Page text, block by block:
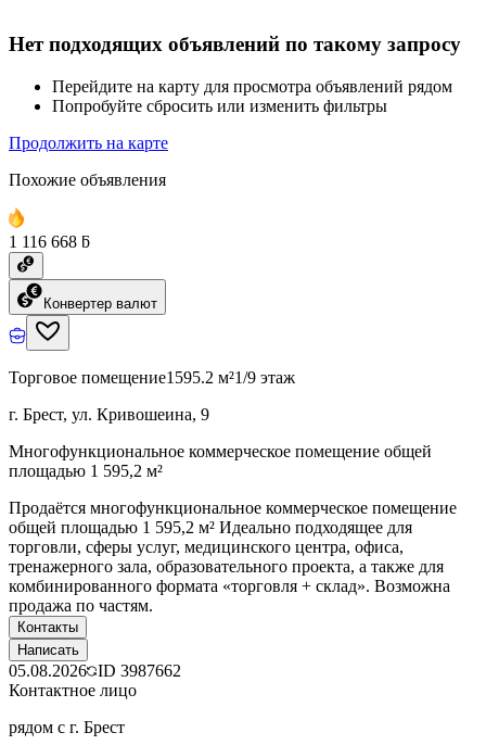
Нет подходящих объявлений по такому запросу
Перейдите на карту для просмотра объявлений рядом
Попробуйте сбросить или изменить фильтры
Продолжить на карте
Похожие объявления
1 116 668 ƃ
Конвертер валют
Торговое помещение1595.2 м²1/9 этаж
г. Брест, ул. Кривошеина, 9
Многофункциональное коммерческое помещение общей
площадью 1 595,2 м²
Продаётся многофункциональное коммерческое помещение
общей площадью 1 595,2 м² Идеально подходящее для
торговли, сферы услуг, медицинского центра, офиса,
тренажерного зала, образовательного проекта, а также для
комбинированного формата «торговля + склад». Возможна
продажа по частям.
Контакты
Написать
05.08.2026 ID 3987662
Контактное лицо
рядом с г. Брест